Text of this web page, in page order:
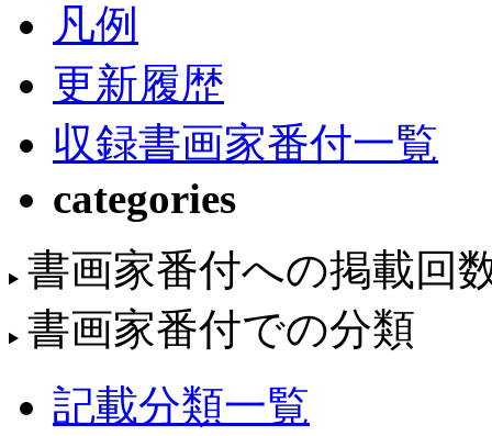
凡例
更新履歴
収録書画家番付一覧
categories
書画家番付への掲載回
書画家番付での分類
記載分類一覧